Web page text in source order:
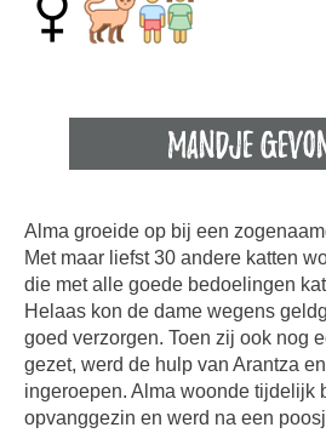
Alma groeide op bij een
Met maar liefst 30 andere katten
die met alle goede bedoelingen
Helaas kon de dame wegens
goed verzorgen. Toen zij ook nog
gezet, werd de hulp van Arantza
ingeroepen. Alma woonde tijdelijk
opvanggezin en werd na een